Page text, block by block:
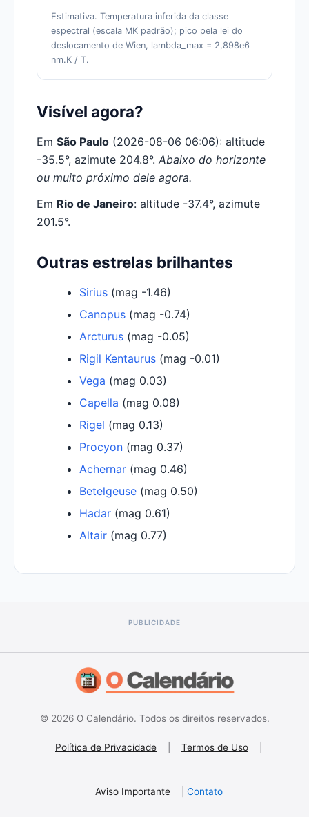
Estimativa. Temperatura inferida da classe
espectral (escala MK padrão); pico pela lei do
deslocamento de Wien, lambda_max = 2,898e6
nm.K / T.
Visível agora?
Em São Paulo (2026-08-06 06:06): altitude
-35.5°, azimute 204.8°. Abaixo do horizonte
ou muito próximo dele agora.
Em Rio de Janeiro: altitude -37.4°, azimute
201.5°.
Outras estrelas brilhantes
Sirius (mag -1.46)
Canopus (mag -0.74)
Arcturus (mag -0.05)
Rigil Kentaurus (mag -0.01)
Vega (mag 0.03)
Capella (mag 0.08)
Rigel (mag 0.13)
Procyon (mag 0.37)
Achernar (mag 0.46)
Betelgeuse (mag 0.50)
Hadar (mag 0.61)
Altair (mag 0.77)
© 2026 O Calendário. Todos os direitos reservados.
Política de Privacidade Termos de Uso
Aviso Importante Contato